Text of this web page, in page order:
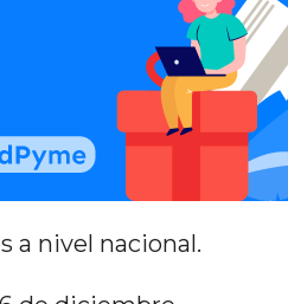
a nivel nacional.